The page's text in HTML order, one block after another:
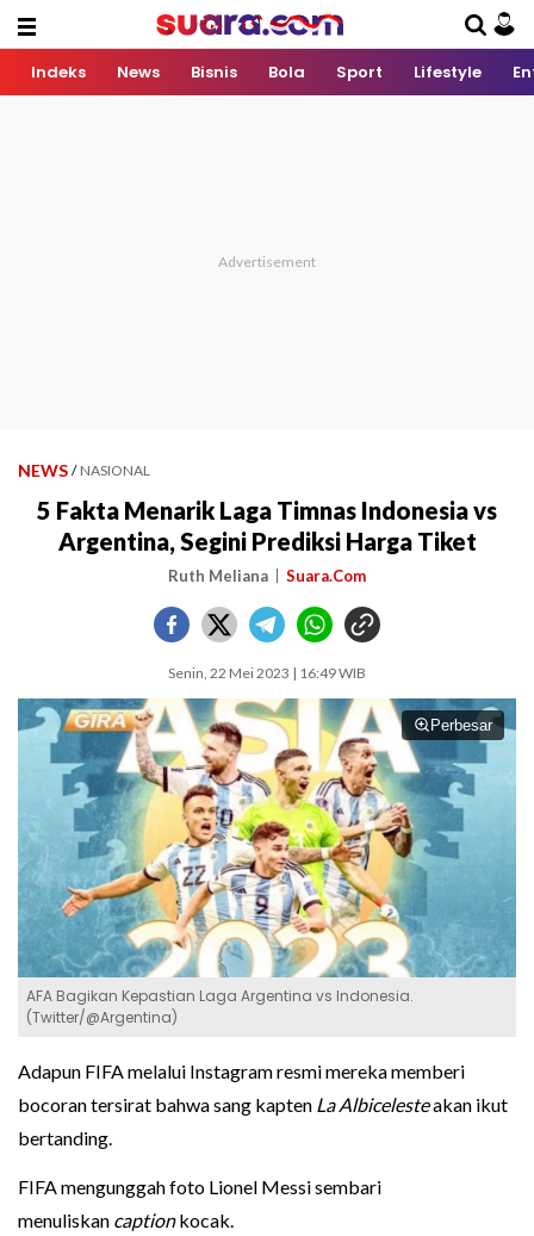
Indeks News Bisnis Bola Sport Lifestyle
NEWS / NASIONAL
5 Fakta Menarik Laga Timnas Indonesia vs
Argentina, Segini Prediksi Harga Tiket
Ruth Meliana Suara.Com
Senin, 22 Mei 2023 | 16:49 WIB
Perbesar
AFA Bagikan Kepastian Laga Argentina vs Indonesia.
(Twitter/@Argentina)
Adapun FIFA melalui Instagram resmi mereka memberi
bocoran tersirat bahwa sang kapten La Albicelesteakan ikut
bertanding.
FIFA mengunggah foto Lionel Messi sembari
menuliskan captionkocak.